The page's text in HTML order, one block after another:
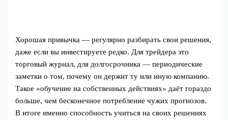
Хорошая привычка — регулярно разбирать свои решения,
даже если вы инвестируете редко. Для трейдера это
торговый журнал, для долгосрочника — периодические
заметки о том, почему он держит ту или иную компанию.
Такое «обучение на собственных действиях» даёт гораздо
больше, чем бесконечное потребление чужих прогнозов.
В итоге именно способность учиться на своих решениях